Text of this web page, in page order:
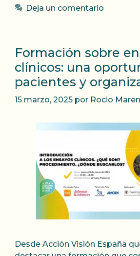
Deja un comentario
Formación sobre
clínicos: una
pacientes y
15 marzo, 2025 por Rocio
Desde Acción Visión España